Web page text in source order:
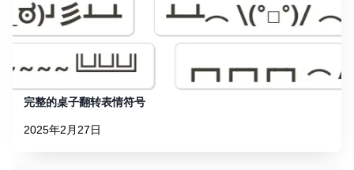
完整的桌子翻转表情符号
2025年2月27日